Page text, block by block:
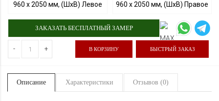
960 х 2050 мм, (ШхВ) Левое 960 х 2050 мм, (ШхВ) Правое
ЗАКАЗАТЬ БЕСПЛАТНЫЙ ЗАМЕР
- + В КОРЗИНУ БЫСТРЫЙ ЗАКАЗ
Описание Характеристики Отзывов (0)